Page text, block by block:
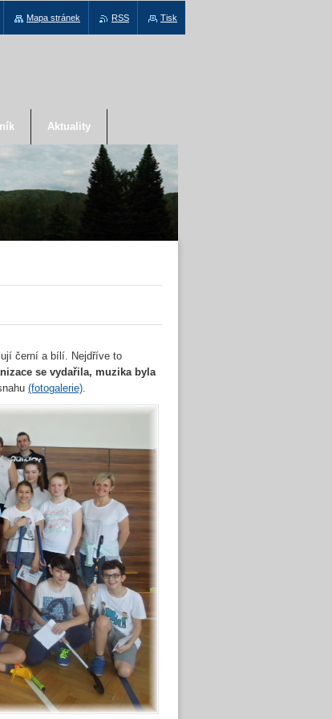
černí a bílí. Nejdříve to
se vydařila, muzika byla
(fotogalerie).
Aktuality
Mapa stránek RSS Tisk